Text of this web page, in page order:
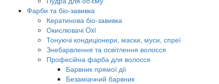
Фарби та біо-завивка
Кератинова біо-завивка
Окислювачі Oxi
Тонуючі кондиціонери, маски, муси, спреї
Знебарвлення та освітлення волосся
Професійна фарба для волосся
Барвник прямої дії
Безаміачний барвник